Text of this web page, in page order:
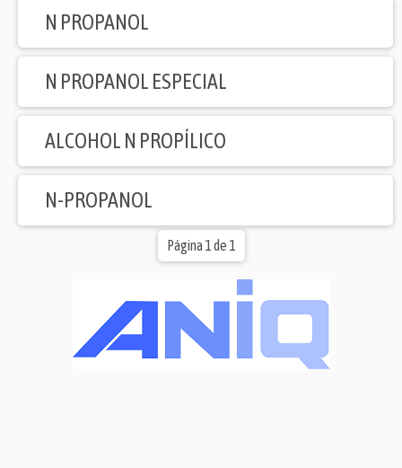
N PROPANOL
N PROPANOL ESPECIAL
ALCOHOL N PROPÍLICO
N-PROPANOL
Página 1 de 1